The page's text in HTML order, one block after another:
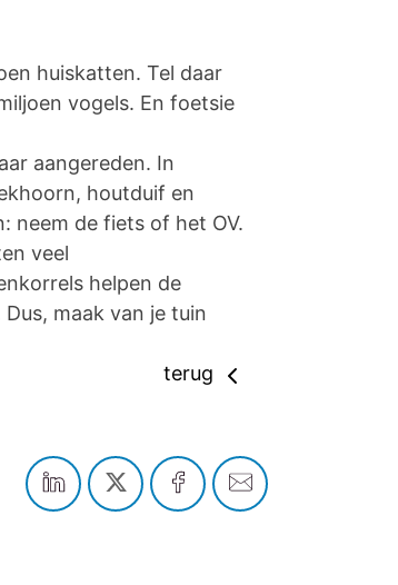
huiskatten. Tel daar
vogels. En foetsie
aangereden. In
houtduif en
neem de fiets of het OV.
veel
helpen de
maak van je tuin
terug